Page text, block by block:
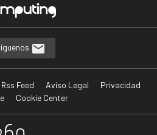
Rss Feed Aviso Legal
Privacidad
Cookie Center